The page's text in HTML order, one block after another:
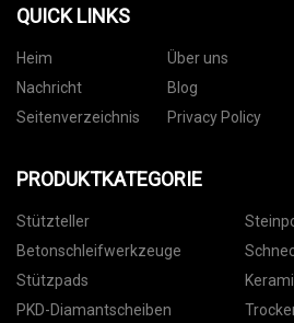
QUICK LINKS
Heim Über uns
Nachricht
Blog
Seitenverzeichnis
Privacy Policy
PRODUKTKATEGORIE
Stützteller
Betonschleifwerkzeuge
Stützpads
PKD-Diamantscheiben